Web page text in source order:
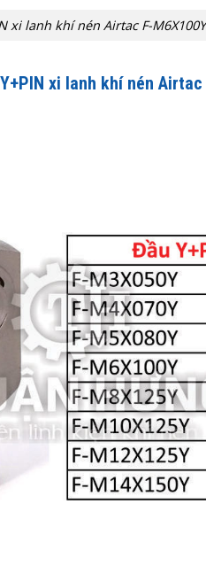
xi lanh khí nén Airtac F-M6X100Y
xi lanh khí nén Airtac